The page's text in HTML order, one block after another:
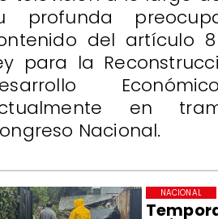
NACIONAL
profunda
del artículo
para la
en
Nacional.